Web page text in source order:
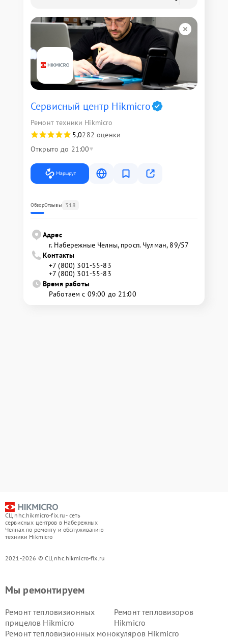
Сервисный центр Hikmicro
Ремонт техники Hikmicro
5,0282 оценки
Открыто до 21:00
Маршрут
ОбзорОтзывы 318
Адрес
г. Набережные Челны, просп. Чулман, 89/57
Контакты
+7 (800) 301-55-83
+7 (800) 301-55-83
Время работы
Работаем с 09:00 до 21:00
СЦ nhc.hikmicro-fix.ru - сеть
сервисных центров в Набережных
Челнах по ремонту и обслуживанию
техники Hikmicro
2021-2026 © СЦ nhc.hikmicro-fix.ru
Мы ремонтируем
Ремонт тепловизионных
прицелов Hikmicro
Ремонт тепловизоров
Hikmicro
Ремонт тепловизионных монокуляров Hikmicro